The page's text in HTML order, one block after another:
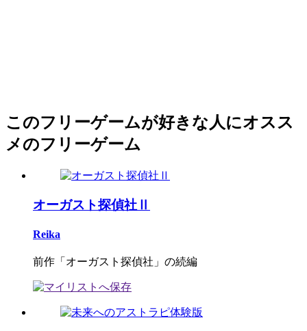
このフリーゲームが好きな人にオスス
メのフリーゲーム
オーガスト探偵社Ⅱ
Reika
前作「オーガスト探偵社」の続編